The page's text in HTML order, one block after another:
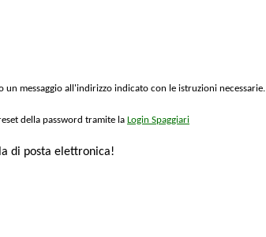
un messaggio all'indirizzo indicato con le istruzioni necessarie.
della password tramite la Login Spaggiari
di posta elettronica!